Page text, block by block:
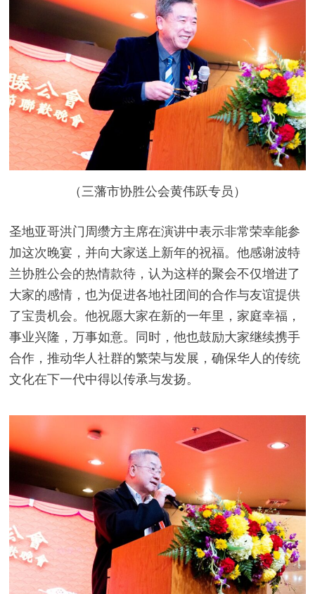
（三藩市协胜公会黄伟跃专员）
圣地亚哥洪门周缵方主席在演讲中表示非常荣幸能参
加这次晚宴，并向大家送上新年的祝福。他感谢波特
兰协胜公会的热情款待，认为这样的聚会不仅增进了
大家的感情，也为促进各地社团间的合作与友谊提供
了宝贵机会。他祝愿大家在新的一年里，家庭幸福，
事业兴隆，万事如意。同时，他也鼓励大家继续携手
合作，推动华人社群的繁荣与发展，确保华人的传统
文化在下一代中得以传承与发扬。